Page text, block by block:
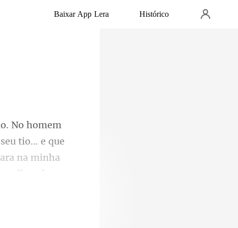
Baixar App Lera Histórico
tio... e que
na m